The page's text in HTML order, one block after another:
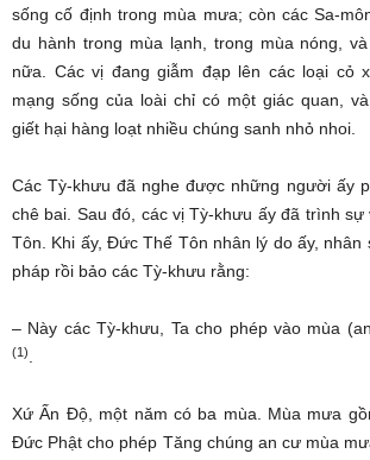
sống cố định trong mùa mưa; còn các Sa-
du hành trong mùa lạnh, trong mùa nóng,
nữa. Các vị đang giẫm đạp lên các loại cỏ
mạng sống của loài chỉ có một giác quan,
giết hại hàng loạt nhiều chúng sanh nhỏ nhoi.
Các Tỳ-khưu đã nghe được những người ấy
chê bai. Sau đó, các vị Tỳ-khưu ấy đã trình
Tôn. Khi ấy, Đức Thế Tôn nhân lý do ấy, nhân
pháp rồi bảo các Tỳ-khưu rằng:
– Này các Tỳ-khưu, Ta cho phép vào mùa
(1)
Xứ Ấn Độ, một năm có ba mùa. Mùa mưa
Đức Phật cho phép Tăng chúng an cư mùa